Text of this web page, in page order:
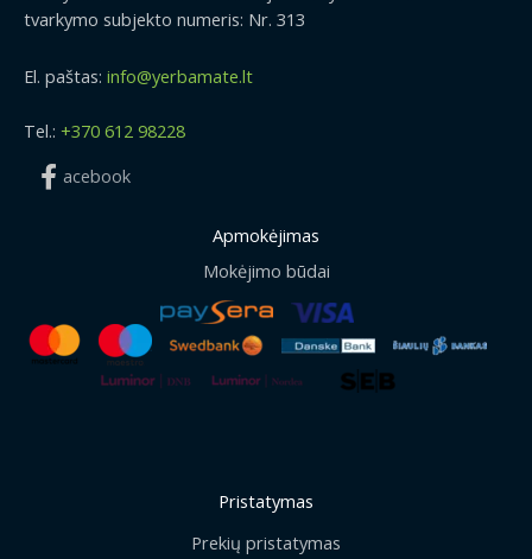
tvarkymo subjekto numeris: Nr. 313
El. paštas: info@yerbamate.lt
Tel.: +370 612 98228
acebook
Apmokėjimas
Mokėjimo būdai
Pristatymas
Prekių pristatymas